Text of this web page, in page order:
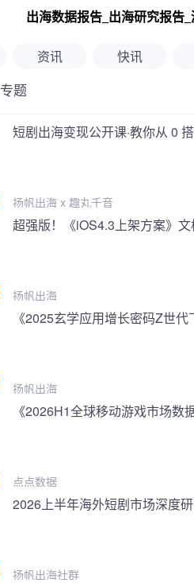
出海数据报告_出海研究报告
资讯 快讯
专题
短剧出海变现公开课·教你从 0
扬帆出海 x 趣丸千音
扬帆出海
《2025玄学应用增长密码Z世
扬帆出海
《2026H1全球移动游戏市场数
点点数据
2026上半年海外短剧市场深度
扬帆出海社群